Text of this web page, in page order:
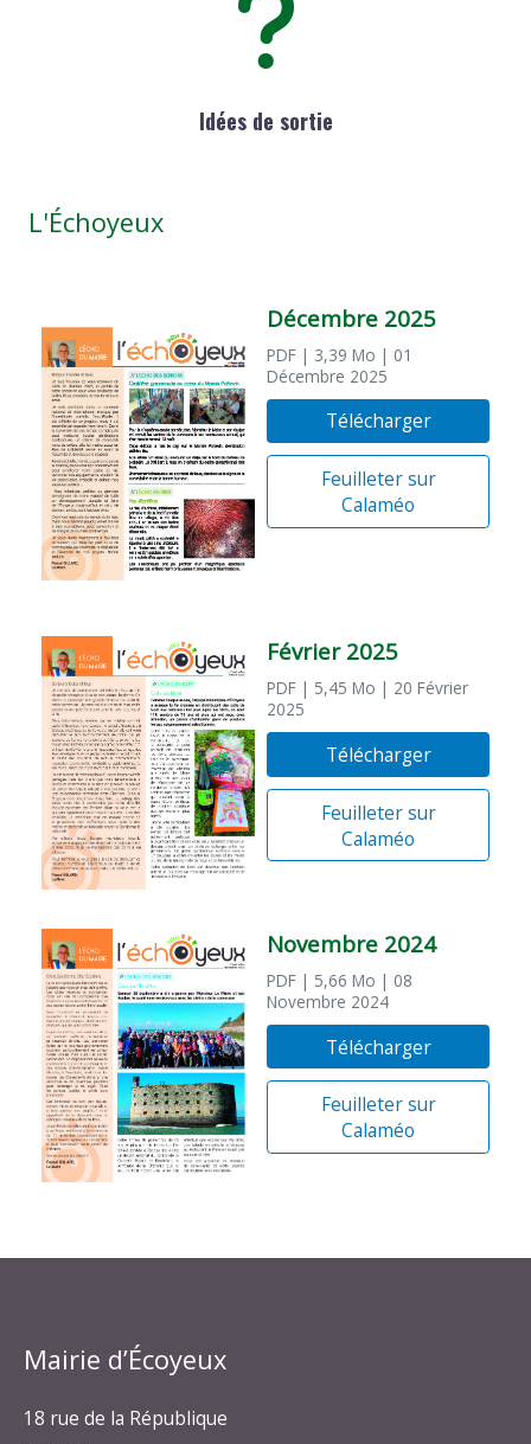
Idées de sortie
L'Échoyeux
Décembre 2025
PDF | 3,39 Mo | 01
Décembre 2025
Télécharger
Feuilleter sur
Calaméo
Février 2025
PDF | 5,45 Mo | 20 Février
2025
Télécharger
Feuilleter sur
Calaméo
Novembre 2024
PDF | 5,66 Mo | 08
Novembre 2024
Télécharger
Feuilleter sur
Calaméo
Mairie d’Écoyeux
18 rue de la République